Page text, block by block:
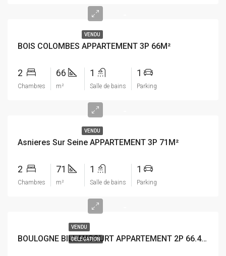
VENDU
BOIS COLOMBES APPARTEMENT 3P 66M²
2
Chambres
66
m²
1
Salle de bains
1
Parking
VENDU
Asnieres Sur Seine APPARTEMENT 3P 71M²
2
Chambres
71
m²
1
Salle de bains
1
Parking
VENDU
DELEGATION BOULOGNE BILLANCOURT APPARTEMENT 2P 66.45M²